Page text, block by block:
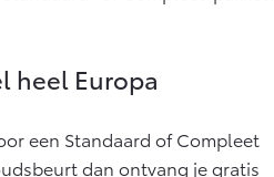
heel Europa
een Standaard of Compleet
dan ontvang je gratis